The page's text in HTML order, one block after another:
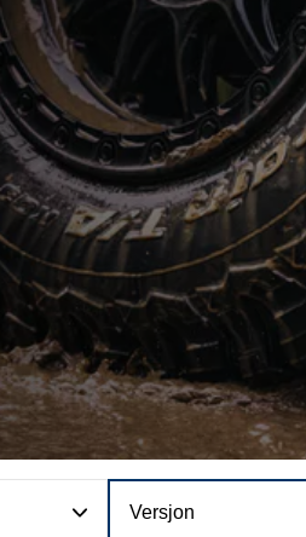
Versjon